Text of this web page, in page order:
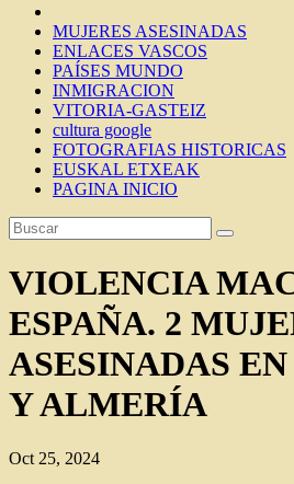
MUJERES ASESINADAS
ENLACES VASCOS
PAÍSES MUNDO
INMIGRACION
VITORIA-GASTEIZ
cultura google
FOTOGRAFIAS HISTORICAS
EUSKAL ETXEAK
PAGINA INICIO
VIOLENCIA
ESPAÑA. 2
ASESINADAS
Y ALMERÍA
Oct 25, 2024